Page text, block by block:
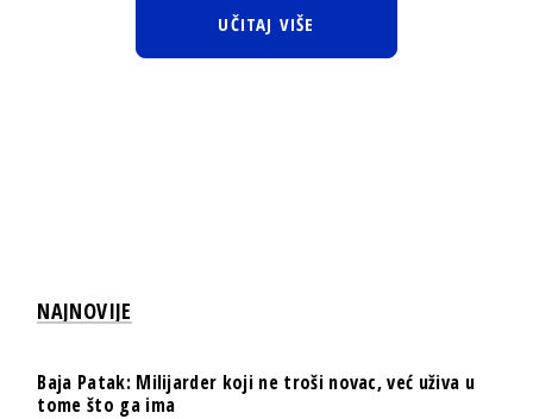
UČITAJ VIŠE
NAJNOVIJE
Baja Patak: Milijarder koji ne troši novac, već uživa u
tome što ga ima